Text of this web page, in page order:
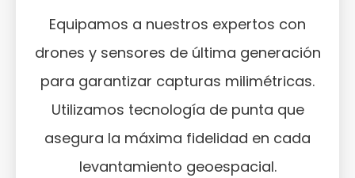
Equipamos a nuestros expertos con
drones y sensores de última generación
para garantizar capturas milimétricas.
Utilizamos tecnología de punta que
asegura la máxima fidelidad en cada
levantamiento geoespacial.